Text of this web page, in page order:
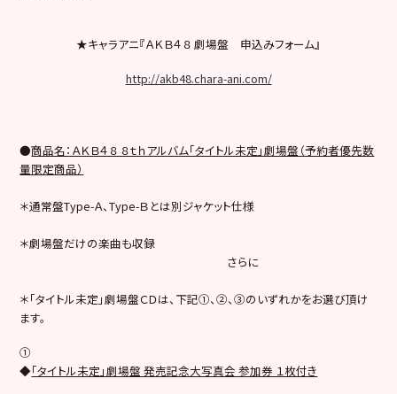
★キャラアニ『ＡＫＢ４８ 劇場盤 申込みフォーム』
http://akb48.chara-ani.com/
●商品名：ＡＫＢ４８ ８ｔｈアルバム「タイトル未定」劇場盤（予約者優先数
量限定商品）
＊通常盤Type-Ａ、Type-Ｂとは別ジャケット仕様
＊劇場盤だけの楽曲も収録
さらに
＊「タイトル未定」劇場盤ＣＤは、下記①、②、③のいずれかをお選び頂け
ます。
①
◆「タイトル未定」劇場盤 発売記念大写真会 参加券 １枚付き